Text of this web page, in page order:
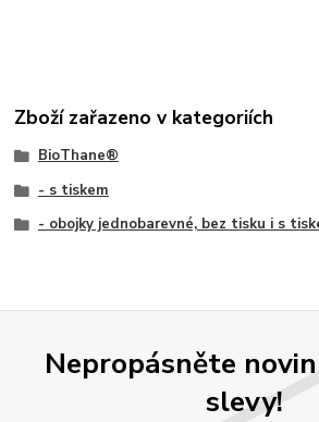
Zboží zařazeno v kategoriích
BioThane®
- s tiskem
- obojky jednobarevné, bez tisku i s
Nepropásněte
slevy!